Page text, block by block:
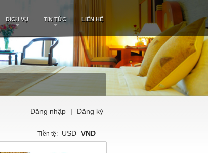
DỊCH VỤ TIN TỨC LIÊN HỆ
Đăng nhập | Đăng ký
Tiền tệ: USD VND